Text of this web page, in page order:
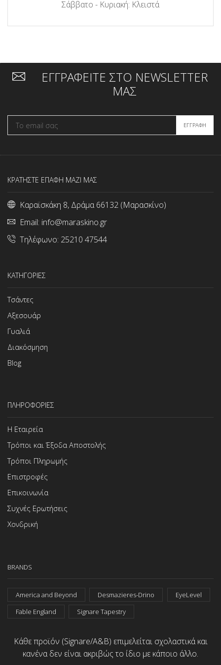
Σάββατο - Κυριακή: Κλειστά
ΕΓΓΡΑΦΕΙΤΕ ΣΤΟ NEWSLETTER
ΜΑΣ
ΚΡΑΤΗΣΤΕ ΕΠΑΦΗ ΜΑΖΙ ΜΑΣ
Καραϊσκάκη 8, Δράμα 66132 (Μαρασκίνο)
Email: info@maraskino.gr
Τηλέφωνο: 25210 47544
ΚΑΤΗΓΟΡΙΕΣ
Τσάντες
Αξεσουάρ
Γυαλιά
Διακόσμηση
Blog
ΠΛΗΡΟΦΟΡΙΕΣ
Η Εταιρεία
Τρόποι και Έξοδα Αποστολής
Τρόποι Πληρωμής
Επιστροφές
Επικοινωνία
Συχνές Ερωτήσεις
Χονδρική
BRANDS
America and Beyond Desmazieres-Drino
EyeLevel
Fable England
Signare Tapestry
Κάθε προϊόν (Signare/A&B) επιμελείται σχολαστικά και
κανένα δεν είναι ακριβώς το ίδιο με κάποιο άλλο.